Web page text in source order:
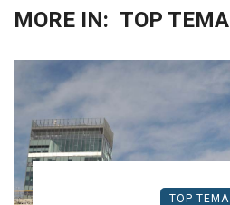
MORE IN: TOP TEMA
TOP TEMA